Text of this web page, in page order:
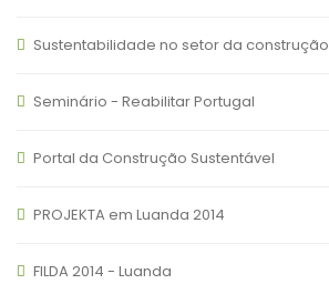
Sustentabilidade no setor da construção
Seminário - Reabilitar Portugal
Portal da Construção Sustentável
PROJEKTA em Luanda 2014
FILDA 2014 - Luanda